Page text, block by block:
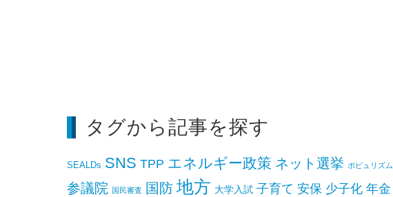
タグから記事を探す
SEALDs SNS TPP エネルギー政策 ネット選挙 ポピュリズム
参議院 国民審査 国防 地方 大学入試 子育て 安保 少子化 年金